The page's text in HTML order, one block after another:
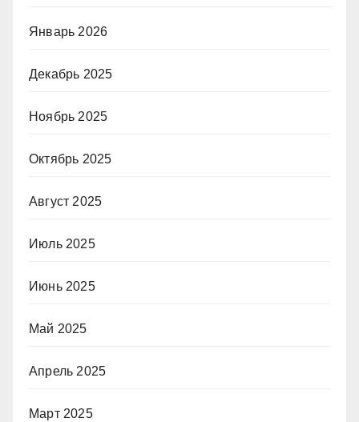
Январь 2026
Декабрь 2025
Ноябрь 2025
Октябрь 2025
Август 2025
Июль 2025
Июнь 2025
Май 2025
Апрель 2025
Март 2025